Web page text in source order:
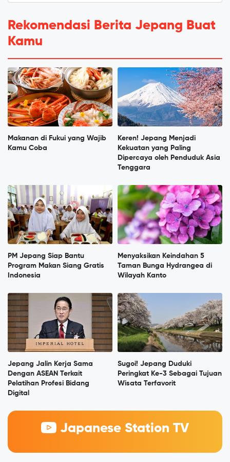
Rekomendasi Berita Jepang Buat
Kamu
Makanan di Fukui yang Wajib
Kamu Coba
Keren! Jepang Menjadi
Kekuatan yang Paling
Dipercaya oleh Penduduk Asia
Tenggara
PM Jepang Siap Bantu
Program Makan Siang Gratis
Indonesia
Menyaksikan Keindahan 5
Taman Bunga Hydrangea di
Wilayah Kanto
Jepang Jalin Kerja Sama
Dengan ASEAN Terkait
Pelatihan Profesi Bidang
Digital
Sugoi! Jepang Duduki
Peringkat Ke-3 Sebagai Tujuan
Wisata Terfavorit
Japanese Station TV